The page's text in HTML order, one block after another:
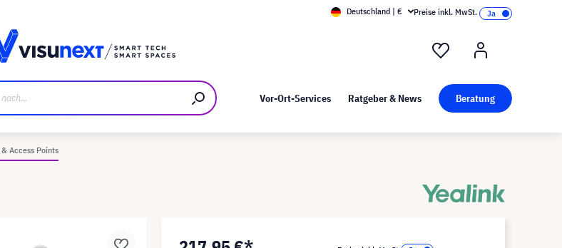
Kunst bei visunext
Deutschland | € Preise inkl. MwSt.
Vor-Ort-Services Ratgeber & News Beratung
& Access Points